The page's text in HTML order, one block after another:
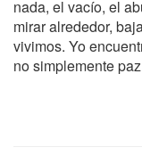
nada, el vacío, el
mirar alrededor,
vivimos. Yo
no simplemente